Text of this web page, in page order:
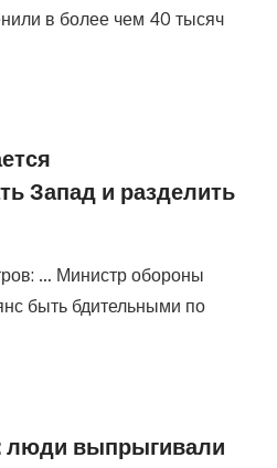
в более чем 40 тысяч
Запад и разделить
… Министр обороны
быть бдительными по
люди выпрыгивали